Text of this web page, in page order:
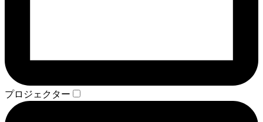
プロジェクター